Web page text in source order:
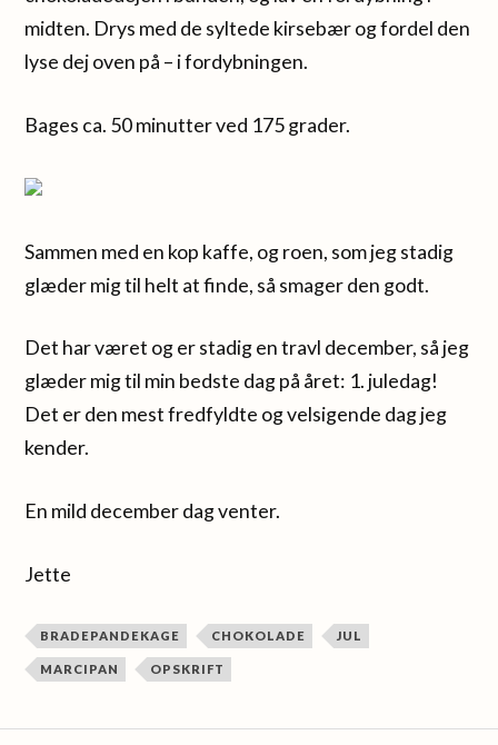
midten. Drys med de syltede kirsebær og fordel den
lyse dej oven på – i fordybningen.
Bages ca. 50 minutter ved 175 grader.
Sammen med en kop kaffe, og roen, som jeg stadig
glæder mig til helt at finde, så smager den godt.
Det har været og er stadig en travl december, så jeg
glæder mig til min bedste dag på året: 1. juledag!
Det er den mest fredfyldte og velsigende dag jeg
kender.
En mild december dag venter.
Jette
BRADEPANDEKAGE CHOKOLADE JUL
MARCIPAN OPSKRIFT